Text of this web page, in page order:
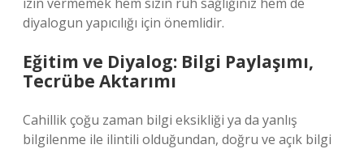
diyalogun yapıcılığı için önemlidir.
Eğitim ve Diyalog: Bilgi Paylaşımı,
Tecrübe Aktarımı
Cahillik çoğu zaman bilgi eksikliği ya da yanlış
bilgilenme ile ilintili olduğundan, doğru ve açık bilgi